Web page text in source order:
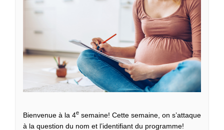
Bienvenue à la 4e semaine! Cette semaine, on s’attaque
à la question du nom et l’identifiant du programme!